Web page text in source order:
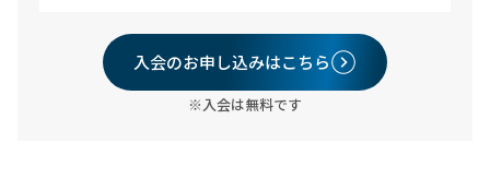
入会のお申し込みはこちら
※入会は無料です